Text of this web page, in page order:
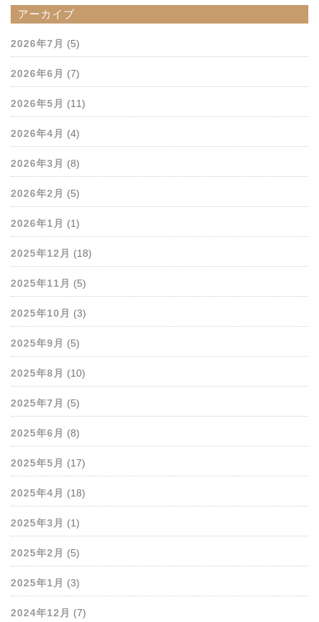
アーカイブ
2026年7月 (5)
2026年6月 (7)
2026年5月 (11)
2026年4月 (4)
2026年3月 (8)
2026年2月 (5)
2026年1月 (1)
2025年12月 (18)
2025年11月 (5)
2025年10月 (3)
2025年9月 (5)
2025年8月 (10)
2025年7月 (5)
2025年6月 (8)
2025年5月 (17)
2025年4月 (18)
2025年3月 (1)
2025年2月 (5)
2025年1月 (3)
2024年12月 (7)